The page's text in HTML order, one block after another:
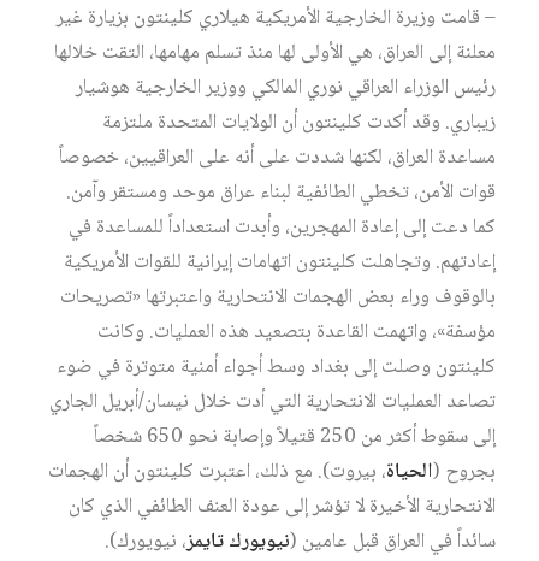
– قامت وزيرة الخارجية الأمريكية هيلاري كلينتون بزيارة غير
معلنة إلى العراق، هي الأولى لها منذ تسلم مهامها، التقت خلالها
رئيس الوزراء العراقي نوري المالكي ووزير الخارجية هوشيار
زيباري. وقد أكدت كلينتون أن الولايات المتحدة ملتزمة
مساعدة العراق، لكنها شددت على أنه على العراقيين، خصوصاً
قوات الأمن، تخطي الطائفية لبناء عراق موحد ومستقر وآمن.
كما دعت إلى إعادة المهجرين، وأبدت استعداداً للمساعدة في
إعادتهم. وتجاهلت كلينتون اتهامات إيرانية للقوات الأمريكية
بالوقوف وراء بعض الهجمات الانتحارية واعتبرتها «تصريحات
مؤسفة»، واتهمت القاعدة بتصعيد هذه العمليات. وكانت
كلينتون وصلت إلى بغداد وسط أجواء أمنية متوترة في ضوء
تصاعد العمليات الانتحارية التي أدت خلال نيسان/أبريل الجاري
إلى سقوط أكثر من 250 قتيلاً وإصابة نحو 650 شخصاً
بجروح (الحياة، بيروت). مع ذلك، اعتبرت كلينتون أن الهجمات
الانتحارية الأخيرة لا تؤشر إلى عودة العنف الطائفي الذي كان
سائداً في العراق قبل عامين (نيويورك تايمز، نيويورك).